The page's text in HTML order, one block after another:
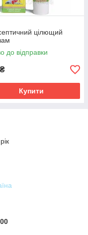
цілющий
до відправки
₴
Купити